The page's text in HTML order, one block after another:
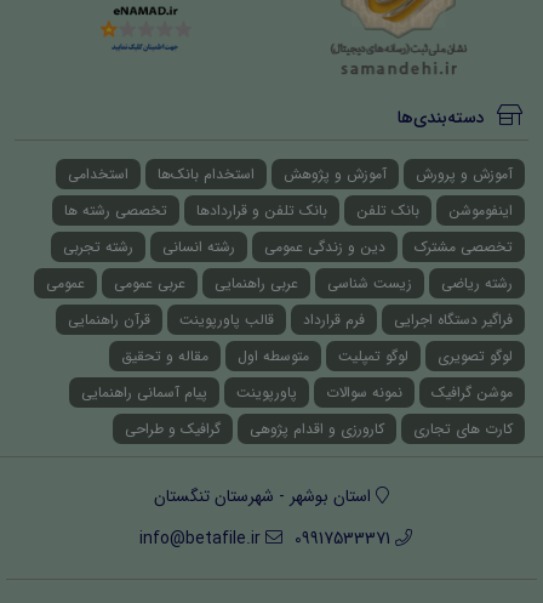
دسته‌بندی‌ها
آموزش و پرورش آموزش و پژوهش استخدام بانک‌ها
استخدامی
اینفوموشن
بانک تلفن بانک تلفن و قراردادها
تخصصی رشته ها
تخصصی مشترک
دین و زندگی عمومی رشته انسانی
رشته تجربی
رشته ریاضی
زیست شناسی عربی راهنمایی عربی عمومی
عمومی
فراگیر دستگاه اجرایی
فرم قرارداد قالب پاورپوینت
قرآن راهنمایی
لوگو تصویری
لوگو تمپلیت متوسطه اول
مقاله و تحقیق
موشن گرافیک
نمونه سوالات پاورپوینت
پیام آسمانی راهنمایی
کارت های تجاری
کارورزی و اقدام پژوهی گرافیک و طراحی
استان بوشهر - شهرستان تنگستان
09917533371
info@betafile.ir